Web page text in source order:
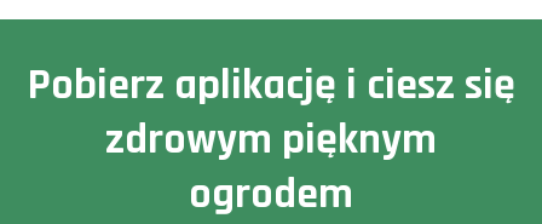
Pobierz aplikację i ciesz się
zdrowym pięknym
ogrodem